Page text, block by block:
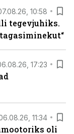
10:58
tegevjuhiks.
17:23
11:34
oli